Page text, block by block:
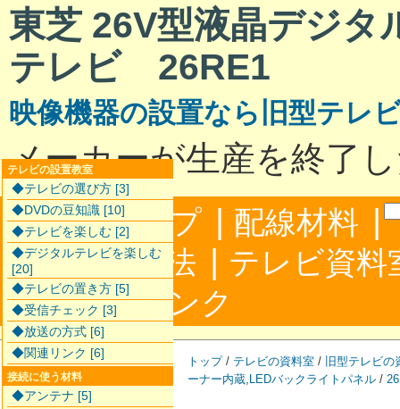
東芝 26V型液晶デジタ
テレビ 26RE1
映像機器の設置なら旧型テレ
メーカーが生産を終了
サイトマップ | 配線材料 |
配線接続方法 | テレビ資料
合わせ|リンク
トップ/ テレビの資料室 / 旧型テレビの
ーナー内蔵, LEDバックライトパネル /
テレビの設置教室
◆テレビの選び方 [3]
◆DVDの豆知識 [10]
◆テレビを楽しむ [2]
◆デジタルテレビを楽しむ
[20]
◆テレビの置き方 [5]
◆受信チェック [3]
◆放送の方式 [6]
◆関連リンク [6]
接続に使う材料
◆アンテナ [5]